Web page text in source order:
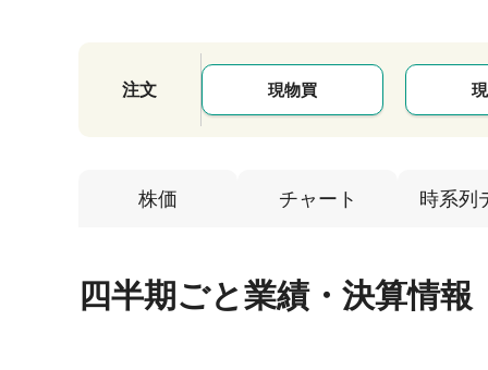
注文 現物買
株価 チャート 時系列
四半期ごと業績・決算情報